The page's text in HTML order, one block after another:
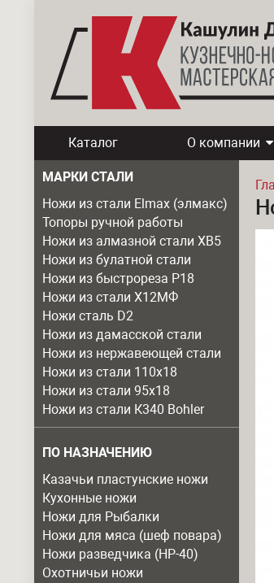
Каталог О компании
МАРКИ СТАЛИ
Ножи из стали Elmax (элмакс)
Топоры ручной работы
Ножи из алмазной стали ХВ5
Ножи из булатной стали
Ножи из быстрореза Р18
Ножи из стали Х12МФ
Ножи сталь D2
Ножи из дамасской стали
Ножи из нержавеющей стали
Ножи из стали 110х18
Ножи из стали 95х18
Ножи из стали К340 Bohler
ПО НАЗНАЧЕНИЮ
Казачьи пластунские ножи
Кухонные ножи
Ножи для Рыбалки
Ножи для мяса (шеф повара)
Ножи разведчика (НР-40)
Охотничьи ножи